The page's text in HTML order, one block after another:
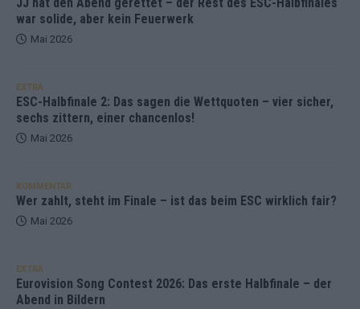
war solide, aber kein Feuerwerk
Mai 2026
EXTRA
ESC-Halbfinale 2: Das sagen die Wettquoten – vier sicher,
sechs zittern, einer chancenlos!
Mai 2026
KOMMENTAR
Wer zahlt, steht im Finale – ist das beim ESC wirklich fair?
Mai 2026
EXTRA
Eurovision Song Contest 2026: Das erste Halbfinale – der
Abend in Bildern